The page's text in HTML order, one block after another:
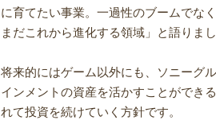
に育てたい事業。一過性のブームでな
まだこれから進化する領域」と語りまし
将来的にはゲーム以外にも、ソニーグ
インメントの資産を活かすことができ
れて投資を続けていく方針です。